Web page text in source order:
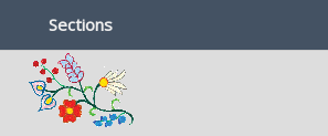
Sections